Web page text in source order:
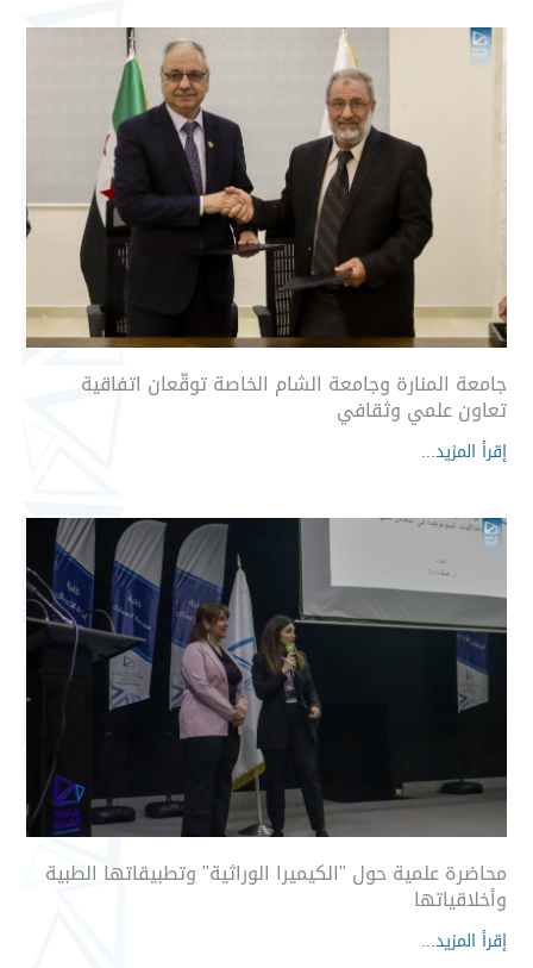
جامعة المنارة وجامعة الشام الخاصة توقّعان اتفاقية
تعاون علمي وثقافي
إقرأ المزيد...
محاضرة علمية حول "الكيميرا الوراثية" وتطبيقاتها الطبية
وأخلاقياتها
إقرأ المزيد...